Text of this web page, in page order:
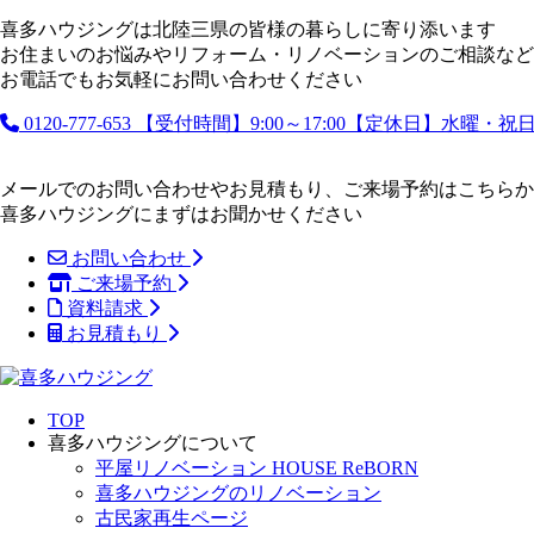
喜多ハウジングは北陸三県の皆様の暮らしに寄り添います
お住まいのお悩みやリフォーム・リノベーションのご相談など
お電話でもお気軽にお問い合わせください
0120-777-653 【受付時間】9:00～17:00【定休日】水曜・祝
メールでのお問い合わせやお見積もり、ご来場予約はこちら
喜多ハウジングにまずはお聞かせください
お問い合わせ
ご来場予約
資料請求
お見積もり
TOP
喜多ハウジングについて
平屋リノベーション HOUSE ReBORN
喜多ハウジングのリノベーション
古民家再生ページ